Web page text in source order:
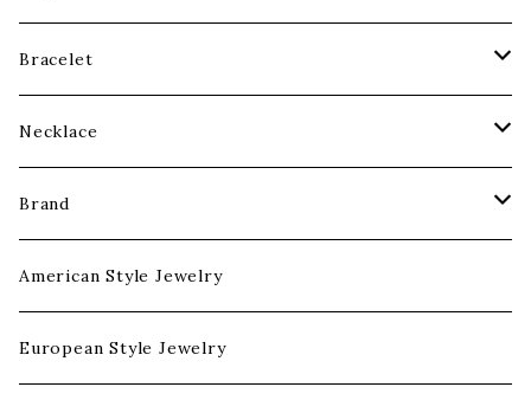
Gold Ring
Silver Ring
Class Ring
Signet Ring
Band Ring
Bracelet
Gold Bracelet
Silver Bracelet
Necklace
Chain
Pendant
Gold Necklace
Brand
Harley Davidson
Playboy
American Style Jewelry
European Style Jewelry